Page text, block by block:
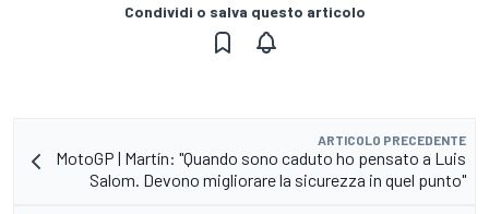
Condividi o salva questo articolo
ARTICOLO PRECEDENTE
MotoGP | Martín: "Quando sono caduto ho pensato a Luis
Salom. Devono migliorare la sicurezza in quel punto"